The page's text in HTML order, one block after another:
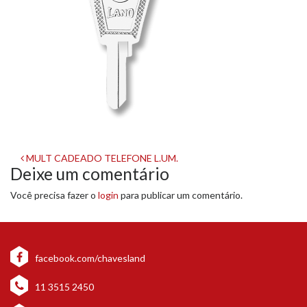
Navegação
de
post
MULT CADEADO TELEFONE L.UM.
Deixe um comentário
Você precisa fazer o login para publicar um comentário.
facebook.com/chavesland
11 3515 2450